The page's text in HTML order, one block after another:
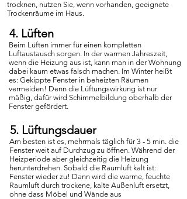
trocknen, nutzen Sie, wenn vorhanden, geeignete
Trockenräume im Haus.
4. Lüften
Beim Lüften immer für einen kompletten
Luftaustausch sorgen. In der warmen Jahreszeit,
wenn die Heizung aus ist, kann man in der Wohnung
dabei kaum etwas falsch machen. Im Winter heißt
es: Gekippte Fenster in beheizten Räumen
vermeiden! Denn die Lüftungswirkung ist nur
mäßig, dafür wird Schimmelbildung oberhalb der
Fenster gefördert.
5. Lüftungsdauer
Am besten ist es, mehrmals täglich für 3 - 5 min. die
Fenster weit auf Durchzug zu öffnen. Während der
Heizperiode aber gleichzeitig die Heizung
herunterdrehen. Sobald die Raumluft kalt ist:
Fenster wieder zu! Dann wird die warme, feuchte
Raumluft durch trockene, kalte Außenluft ersetzt,
ohne dass Möbel und Wände aus